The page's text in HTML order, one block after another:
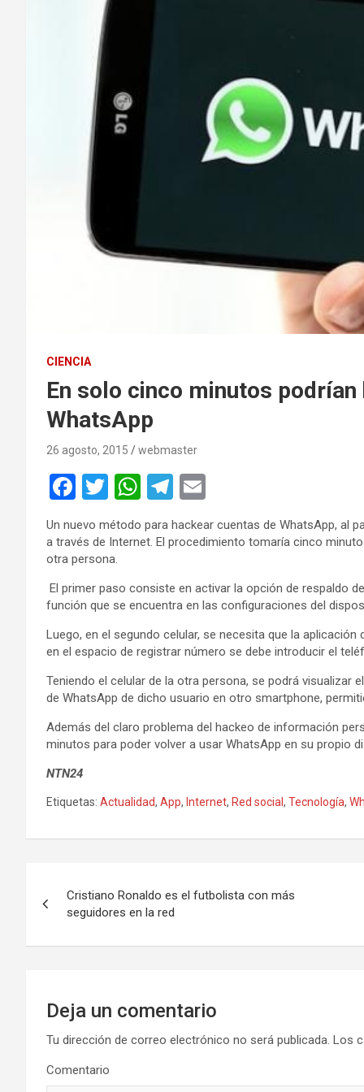
CIENCIA
En solo cinco minutos
WhatsApp
26 agosto, 2015 webmaster
F
ce
b
o
o
k
T
wi
tt
er
W
at
A
p
p
T
el
e
a
m
ail
Un nuevo método para hackear cuentas de WhatsApp, al
a través de Internet. El procedimiento tomaría cinco
otra persona.
El primer paso consiste en activar la opción de respaldo
función que se encuentra en las configuraciones del
Luego, en el segundo celular, se necesita que la
en el espacio de registrar número se debe introducir el
Teniendo el celular de la otra persona, se podrá visualizar
de WhatsApp de dicho usuario en otro smartphone,
Además del claro problema del hackeo de información
minutos para poder volver a usar WhatsApp en su propio
NTN24
Etiquetas: Actualidad, App, Internet, Red social, Tecnología,
v
Cristiano Ronaldo es el futbolista con más
seguidores en la red
Deja un comentario
Tu dirección de correo electrónico no será publicada. Los
Comentario